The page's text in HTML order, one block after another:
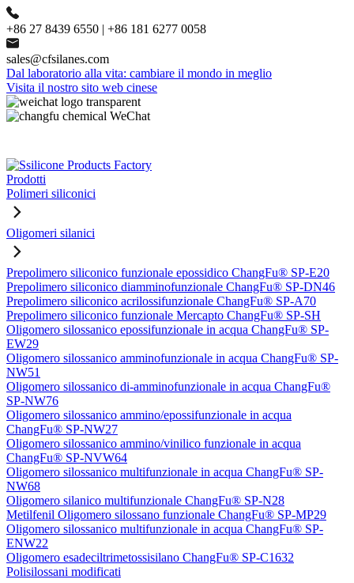
+86 27 8439 6550 | +86 181 6277 0058
sales@cfsilanes.com
Dal laboratorio alla vita: cambiare il mondo in meglio
Visita il nostro sito web cinese
Prodotti
Polimeri siliconici
Oligomeri silanici
Prepolimero siliconico funzionale epossidico ChangFu® SP-E20
Prepolimero siliconico diamminofunzionale ChangFu® SP-DN46
Prepolimero siliconico acrilossifunzionale ChangFu® SP-A70
Prepolimero siliconico funzionale Mercapto ChangFu® SP-SH
Oligomero silossanico epossifunzionale in acqua ChangFu® SP-
EW29
Oligomero silossanico amminofunzionale in acqua ChangFu® SP-
NW51
Oligomero silossanico di-amminofunzionale in acqua ChangFu®
SP-NW76
Oligomero silossanico ammino/epossifunzionale in acqua
ChangFu® SP-NW27
Oligomero silossanico ammino/vinilico funzionale in acqua
ChangFu® SP-NVW64
Oligomero silossanico multifunzionale in acqua ChangFu® SP-
NW68
Oligomero silanico multifunzionale ChangFu® SP-N28
Metilfenil Oligomero silossano funzionale ChangFu® SP-MP29
Oligomero silossanico multifunzionale in acqua ChangFu® SP-
ENW22
Oligomero esadeciltrimetossisilano ChangFu® SP-C1632
Polisilossani modificati